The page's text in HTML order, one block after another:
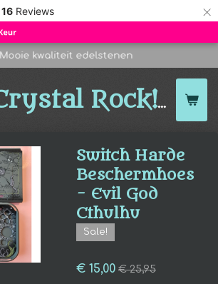
16 Reviews ×
Crystal Rock!
Mooie kwaliteit edelstenen
Switch Harde
Beschermhoes
- Evil God
Cthulhu
Sale!
€ 15,00 € 25,95